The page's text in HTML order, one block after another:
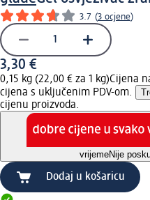
3.7 (3 ocjene)
3,30 €
0,15 kg (22,00 € za 1 kg)Cijena
cijena s uključenim PDV-om.
cijenu proizvoda.
vrijemeNije
Dodaj u košaricu